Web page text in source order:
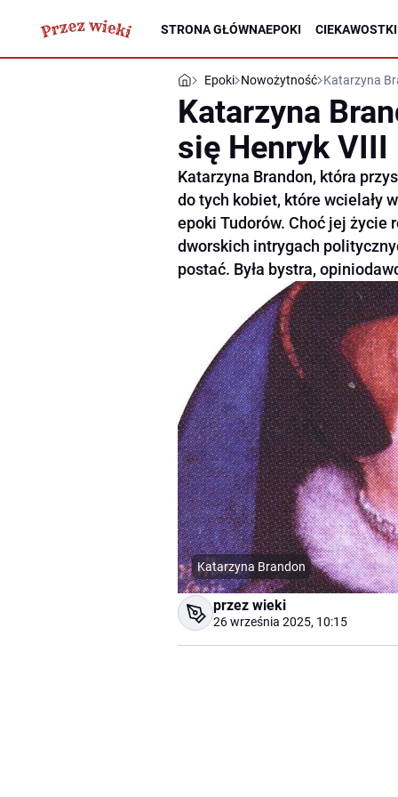
STRONA GŁÓWNAEPOKI
Epoki Nowożytność Katarzyna
Katarzyna
się Henryk VIII
Katarzyna Brandon, która
do tych kobiet, które wcielały
epoki Tudorów. Choć jej życie
dworskich intrygach
postać. Była bystra,
Katarzyna Brandon
przez wieki
26 września 2025, 10:15